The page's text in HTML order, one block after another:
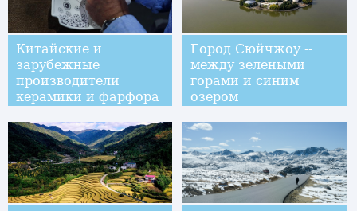
Китайские и
зарубежные
производители
керамики и фарфора
выставке в
Цзиндэчжэнь
Город Сюйчжоу --
между зелеными
горами и синим
озером